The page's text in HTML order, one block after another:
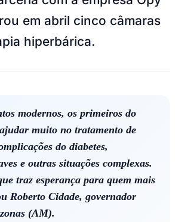
em abril cinco câmaras
hiperbárica.
modernos, os primeiros do
muito no tratamento de
do diabetes,
e outras situações complexas.
traz esperança para quem mais
Roberto Cidade, governador
(AM).